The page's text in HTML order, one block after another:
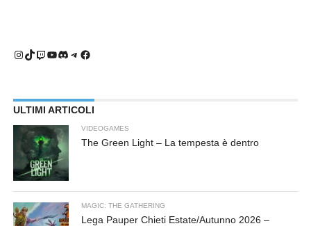
Instagram
TikTok
Twitch
YouTube
Discord
Telegram
Facebook
ULTIMI ARTICOLI
VIDEOGAMES
The Green Light – La tempesta è dentro
MAGIC: THE GATHERING
Lega Pauper Chieti Estate/Autunno 2026 –